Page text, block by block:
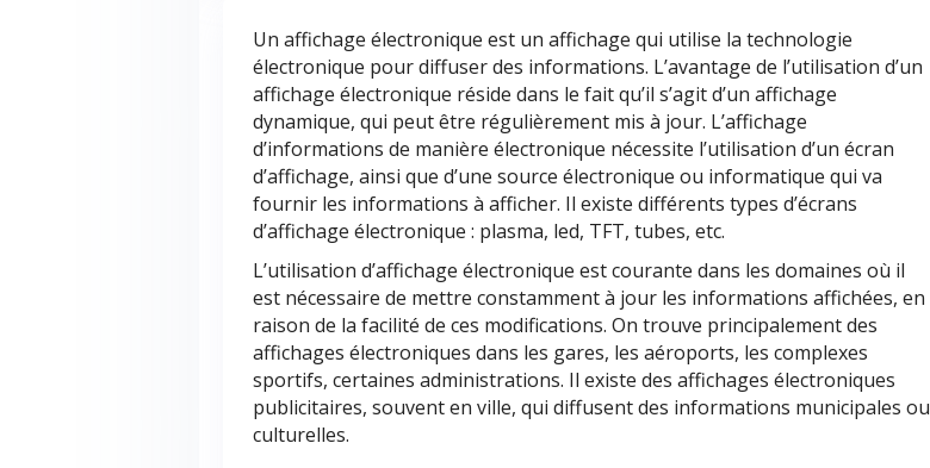
Un affichage électronique est un affichage qui utilise la technologie
électronique pour diffuser des informations. L’avantage de l’utilisation d’un
affichage électronique réside dans le fait qu’il s’agit d’un affichage
dynamique, qui peut être régulièrement mis à jour. L’affichage
d’informations de manière électronique nécessite l’utilisation d’un écran
d’affichage, ainsi que d’une source électronique ou informatique qui va
fournir les informations à afficher. Il existe différents types d’écrans
d’affichage électronique : plasma, led, TFT, tubes, etc.
L’utilisation d’affichage électronique est courante dans les domaines où il
est nécessaire de mettre constamment à jour les informations affichées, en
raison de la facilité de ces modifications. On trouve principalement des
affichages électroniques dans les gares, les aéroports, les complexes
sportifs, certaines administrations. Il existe des affichages électroniques
publicitaires, souvent en ville, qui diffusent des informations municipales ou
culturelles.